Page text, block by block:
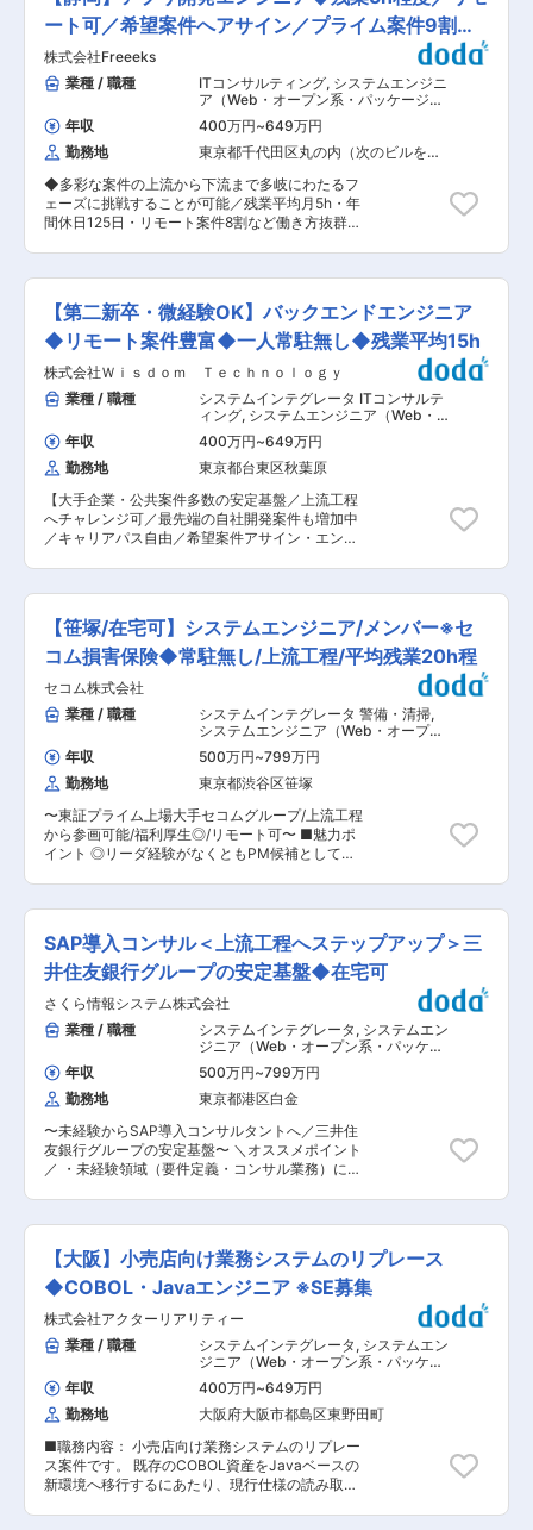
っているのか実感できます。 また、動画学習プラ
ットフォームも導入しており、自律的な学びも支
援しています。 ■働き方について ・有給平均取
得日数：年間15.9日（2024年度実績） ・育休取
得率：女性100％、男性90％（2024年度実績）
※くるみん認定・えるぼし認定を取得しており、
育児と仕事の両立サポートに取り組んでいます。
男性の育休取得率100％および取得日数の拡大を
目標に取り組んでいます。 ■同社について 1970
年設立の歴史ある同社。群馬県内にある情報サー
ビス企業の中では、売上高、従業員数も最大規模
となっています。 10期連続増益と成長を続けて
ます。 官公庁・社会インフラ企業にも幅広くお客
様を持ち、エネルギー(ガス)事業では全国企業シ
社の定める業務
バックアップします。 ■具体的なプロジェクト例
お客様向けシステムの要件定義、設計、開発、テ
スト、運用業務を担当していただきます。 ※これ
までのご経験やご希望に応じた業務をお任せしま
す。 【具体的には】 ・Webシステム開発 ・業務
システム開発 ・ERPパッケージ導入支援 ・スマ
ートフォン／タブレットアプリ開発 ・要件定義、
基本設計、詳細設計 ・プログラミング、テスト、
運用保守 要件定義から開発、導入まで一貫して対
応する案件も多数保有しているため、ご経験やキ
ャリアプランに応じて最適なフェーズへ参画でき
ます。 ■同ポジションの魅力 ・安定した環境の
中で技術の習得ができ、あなたの目標に応じたキ
動車や電機、エンジンなど、ひとつの分野に特化
した研修も多数あり、未経験の方でも専門性の高
い技術を身につけられる環境が用意されていま
す。 ・キャリアパスはご本人のご希望により、エ
キスパートとしてのキャリアアップや社会的ニー
ズの高い人材へのキャリアチェンジなど多様なプ
ランがご用意されており、希望のキャリアプラン
実現に向けてキャリアアドバイザーがサポートし
ます。 ■学習支援について ・推奨資格取得制度
・e-ラーニングでの学習支援 ・対象資格取得時の
お祝い金支給 ・人事評価への反映 ・リスキリン
グ制度・戦略的工程UP ■当社の魅力： ◎IT領域
における上流から下流まですべての工程を網羅。
も積める環境を用意しております。 ◎長期にお取
引のお客様が多いため、年単位での案件が多くご
ート可／希望案件へアサイン／プライム案件9割以
上◆
株式会社Freeeks
業種 / 職種
ITコンサルティング, システムエンジニ
ア（Web・オープン系・パッケージ開
発） システムエンジニア（汎用機系）
年収 400万円~649万円
勤務地
東京都千代田区丸の内（次のビルを除
◆多彩な案件の上流から下流まで多岐にわたるフ
ェーズに挑戦することが可能／残業平均月5h・年
間休日125日・リモート案件8割など働き方抜群◆
マートシティ・GIGAスクール構想などの最先端
プロジェクトもご用意しています。スキルとご希
望を考慮してアサイン先を確定します。 ■入社後
の流れ 基本的に常駐先でOJTにて業務に慣れてい
ただきます。 案件の平均的なプロジェクト期間は
1年程度で、基本的に1人で常駐いただくことが多
いです。 ※個人チャットで営業担当や上司とコミ
ュニケーションを取りながら進めて頂くのでご安
心ください。 ■プロジェクト事例 製造・金融・
通信・公共系など、あらゆる業界の案件に携わる
ことができます。 ◇営業支援システム開発 ・フ
ェーズ：要件定義、設計、開発、テスト ・環境：
Linux、OracleDB、SQL、シェルスクリプト、
Java、Javascript、HTML ◇飲食業向けPOSシ
ステム開発 ・フェーズ：要件定義、設計、開発、
テスト、運用 ・環境：Vue.js、React、Laravel、
す。 ・30〜40代がもっとも多く、20〜60代ま
で幅広い年齢層が活躍しています。月に1回勉強
会を開いたり、困りごとの共有を行うなど社員間
のコミュニケーションも盛んで、ベテランと若手
が互いに刺激を受け合いながら成長しています。
■就業環境 ・個人の習熟度にもよりますが、残業
時間は月平均5時間程度です。常駐案件の半分以
上がリモートと出社のハイブリッドでフル出社は
1~2割程度です。 ■当社について ・当社は2022
年に設立されたスタートアップ企業です。大手企
業との直取引が90％以上で、AI・スマートシテ
ィ・GIGAスクール構想などの最先端プロジェク
トもご用意しています。上流〜下流までスキルに
方向性を相談できる面談を月に1度実施していま
す。なりたいエンジニアを尊重し、スキルアップ
業務
【第二新卒・微経験OK】バックエンドエンジニア
◆リモート案件豊富◆一人常駐無し◆残業平均15h
株式会社Ｗｉｓｄｏｍ Ｔｅｃｈｎｏｌｏｇｙ
業種 / 職種
システムインテグレータ ITコンサルテ
ィング, システムエンジニア（Web・
オープン系・パッケージ開発） システ
ムエンジニア（汎用機系）
年収 400万円~649万円
勤務地
東京都台東区秋葉原
【大手企業・公共案件多数の安定基盤／上流工程
へチャレンジ可／最先端の自社開発案件も増加中
／キャリアパス自由／希望案件アサイン・エンジ
テムインテグレータとして、要件定義からシステ
ム導入までの一貫したシステム構築サービスを提
供している会社です。 ・大手企業をはじめとした
金融機関など、多くのクライアントから高評価を
いただき、金融系、産業系を中心とした豊富な開
発実績を残してきました。 ■業務内容 そんな当
社にて、プログラムやソフトの稼働テスト、評価
検証などから開発プロジェクトにチームの一人と
して先輩や上司と一緒に携わっていただきます。
■業務詳細 （1）ソフトウェア開発 ・ECパッケー
ジのカスタマイズ ・Java/ASPによる開発 ・業種
アプリケーションの設計およびプログラム開発 ・
ソフトの稼働テスト、評価検証 ・ドキュメント作
成 （2）オープン系ソフトウェア開発 ・VB／VC
による業務 ・業務アプリケーション設計 ・プロ
グラム開発 ■プロジェクトの進め方 プロジェク
参加します。すぐに自社メンバーに相談できる環
境があり営業によるフォロ一体制も整っているの
で経験が浅めの方もご安心ください。 ■プロジェ
クト実績 （1）金融 ◇メガバンク：勘定系、外
為、与信など ◇ネット銀行：ネットバンキング・
資産管理：資産運用に関するDWH ◇カード：カ
ードシステム ◇証券：基盤刷新（AWS化 ◇保
険：契約管理、品質管理 （2）産業・公共 ◇公共
自動車、航空、物流、人事、 共済、医療、年金な
ど ■開発環境： Java／C♯／VB.NET／Python／
PHP／ABAP／AWS／Azwre／SQL／.Net／
Oracle／COBOL など ■魅力 ・年齢や社歴、学
歴などに関係なく成果に応じて早期昇給・昇格が
ーやマネージャーへ早期チャレンジも可能です。
・月に1回程度部門長との面談を行い、現在の悩
す。 変更の範囲：会社の定める業務
【笹塚/在宅可】システムエンジニア/メンバー※セ
コム損害保険◆常駐無し/上流工程/平均残業20h程
セコム株式会社
業種 / 職種
システムインテグレータ 警備・清掃,
システムエンジニア（Web・オープン
系・パッケージ開発） システムエンジ
ニア（汎用機系）
年収 500万円~799万円
勤務地
東京都渋谷区笹塚
〜東証プライム上場大手セコムグループ/上流工程
から参画可能/福利厚生◎/リモート可〜 ■魅力ポ
イント ◎リーダ経験がなくともPM候補として着
ムの企画や提案がしやすい。 ◎既存社員の約半数
は中途入社のため、なじみやすい環境。 ■職務内
容 損保システムサービス部は、セコム損害保険
(株)向けのシステム開発・構築・維持運用を担っ
ております。セコム損保のほぼ全てのシステムを
担当しており、アプリケーション分野、インフラ
分野、運用分野など幅広いポジションをご用意し
ております。 また、損害保険の知識が無い場合で
も、保守業務から経験を積んだのちに企画・要件
定義や設計といった上流工程分野をお任せしなが
ら、将来的にはプロジェクトマネジメントの担当
をお願いする予定です。 ■案件例 ・保険代理店
向けの入金管理・顧客管理システム 等 長期のプ
ロジェクトで約10ヶ月〜1年程度、短期の保守案
件であれば1週間程度のものもあります。 ■主な
開発言語 Java、PHP、COBOL 等 ■働き方 ・客
向先：セコムトラストシステムズについて 約
71,000名の社員数を有するセコムグループの戦略
的IT中核会社です。日本最大規模かつ国内最高水
準のセキュリティと高い堅牢性を有する「セキュ
アデータセンター」を拠点に、セコムグループだ
けでなく一般企業や公共団体の顧客に向けてもト
ータルな情報サービスを提供しております。 セキ
ュリティサービス業界トップの売上高を誇るセコ
ムグループならではといえる充実の福利厚生によ
り、働く社員も安心の就業環境となっておりま
す。男女問わず育休取得実績があり、1時間単位
で取得できる有給休暇制度や「リフレッシュ休
暇」、「フレックス休暇」の長期休暇制度など、
ます。 変更の範囲：会社の定める業務
SAP導入コンサル＜上流工程へステップアップ＞三
井住友銀行グループの安定基盤◆在宅可
さくら情報システム株式会社
業種 / 職種
システムインテグレータ , システムエン
ジニア（Web・オープン系・パッケー
ジ開発） システムエンジニア（汎用機
系）
年収 500万円~799万円
勤務地
東京都港区白金
〜未経験からSAP導入コンサルタントへ／三井住
友銀行グループの安定基盤〜 ＼オススメポイント
／ ・未経験領域（要件定義・コンサル業務）に本
参画／元請比率が高く、お客様との直接対話を通
じてコンサルスキルを実務で習得可能 ・超大型案
件ではなく、立ち位置が分かる規模で確実に成長
できる └プロジェクト全体像を理解しながら経験
を積めるため、SAPコンサルとしての基礎体力を
身につけやすい ・元請案件が中心なので、自然
と“上流フェーズ”に関われる └クライアントと直
接会話し、要件や課題を引き出す経験が積める／
上流工程未経験でも、上流に触れられる機会が多
い環境 ■仕事内容 SAP導入コンサルタントとし
て、要件定義などの上流工程からプロジェクトに
参画していただきます。 ※SAP未経験の方には、
1〜2か月の研修で基礎知識を習得いただき、その
後は先輩コンサルタントとともに案件へアサイン
し、実務を通じてスキルを磨ける環境を用意して
います。 ※上流工程の経験がない方も、先輩コン
【大阪】小売店向け業務システムのリプレース
◆COBOL・Javaエンジニア ※SE募集
株式会社アクターリアリティー
業種 / 職種
システムインテグレータ , システムエン
ジニア（Web・オープン系・パッケー
ジ開発） システムエンジニア（汎用機
系）
年収 400万円~649万円
勤務地
大阪府大阪市都島区東野田町
■職務内容： 小売店向け業務システムのリプレー
ス案件です。 既存のCOBOL資産をJavaベースの
新環境へ移行するにあたり、現行仕様の読み取